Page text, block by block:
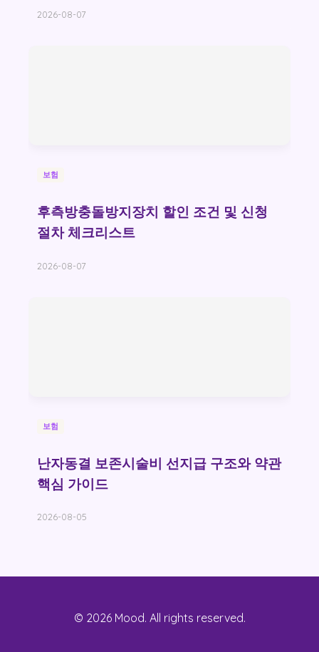
2026-08-07
보험
후측방충돌방지장치 할인 조건 및 신청
절차 체크리스트
2026-08-07
보험
난자동결 보존시술비 선지급 구조와 약관
핵심 가이드
2026-08-05
© 2026 Mood. All rights reserved.